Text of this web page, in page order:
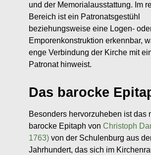
und der Memorialausstattung. Im
Bereich ist ein Patronatsgestühl
beziehungsweise eine Logen-
Emporenkonstruktion erkennbar,
enge Verbindung der Kirche mit
Patronat hinweist.
Das barocke
Besonders hervorzuheben ist das
barocke Epitaph von Christoph
1763) von der Schulenburg aus
Jahrhundert, das sich im